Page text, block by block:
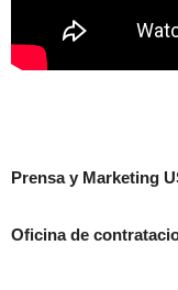
Prensa y Marketing
Oficina de